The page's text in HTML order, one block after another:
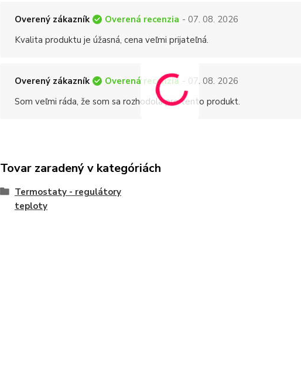
Overený zákazník Overená recenzia - 07. 08. 2026
Kvalita produktu je úžasná, cena veľmi prijateľná.
Overený zákazník Overená recenzia - 07. 08. 2026
Som veľmi ráda, že som sa rozhodola pre tento produkt.
Tovar zaradený v kategóriách
Termostaty - regulátory
teploty